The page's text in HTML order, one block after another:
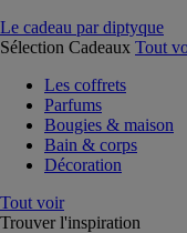
Le cadeau par diptyque
Sélection Cadeaux Tout
Les coffrets
Parfums
Bougies & maison
Bain & corps
Décoration
Tout voir
Trouver l'inspiration